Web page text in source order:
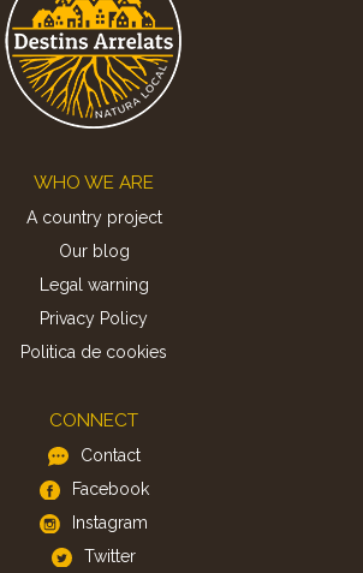
WHO WE ARE
A country project
Our blog
Legal warning
Privacy Policy
Politica de cookies
CONNECT
Contact
Facebook
Instagram
Twitter